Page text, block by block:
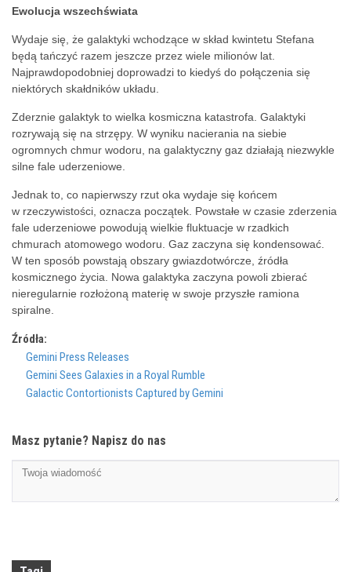
Ewolucja wszechświata
Wydaje się, że galaktyki wchodzące w skład kwintetu Stefana
będą tańczyć razem jeszcze przez wiele milionów lat.
Najprawdopodobniej doprowadzi to kiedyś do połączenia się
niektórych skałdników układu.
Zderznie galaktyk to wielka kosmiczna katastrofa. Galaktyki
rozrywają się na strzępy. W wyniku nacierania na siebie
ogromnych chmur wodoru, na galaktyczny gaz działają niezwykle
silne fale uderzeniowe.
Jednak to, co napierwszy rzut oka wydaje się końcem
w rzeczywistości, oznacza początek. Powstałe w czasie zderzenia
fale uderzeniowe powodują wielkie fluktuacje w rzadkich
chmurach atomowego wodoru. Gaz zaczyna się kondensować.
W ten sposób powstają obszary gwiazdotwórcze, źródła
kosmicznego życia. Nowa galaktyka zaczyna powoli zbierać
nieregularnie rozłożoną materię w swoje przyszłe ramiona
spiralne.
Źródła:
Gemini Press Releases
Gemini Sees Galaxies in a Royal Rumble
Galactic Contortionists Captured by Gemini
Masz pytanie? Napisz do nas